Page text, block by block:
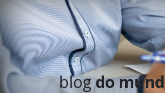
blogdo